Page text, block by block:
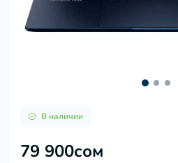
В наличии
79 900сом